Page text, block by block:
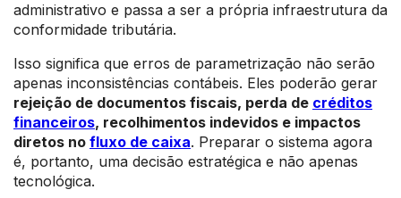
administrativo e passa a ser a própria infraestrutura da
conformidade tributária.
Isso significa que erros de parametrização não serão
apenas inconsistências contábeis. Eles poderão gerar
rejeição de documentos fiscais, perda de créditos
financeiros, recolhimentos indevidos e impactos
diretos no fluxo de caixa. Preparar o sistema agora
é, portanto, uma decisão estratégica e não apenas
tecnológica.